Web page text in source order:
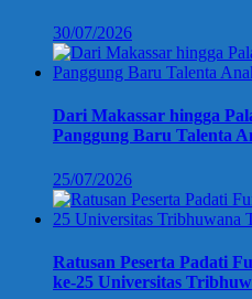
30/07/2026
Dari Makassar hingga
Panggung Baru Talenta
25/07/2026
Ratusan Peserta Padati
ke-25 Universitas